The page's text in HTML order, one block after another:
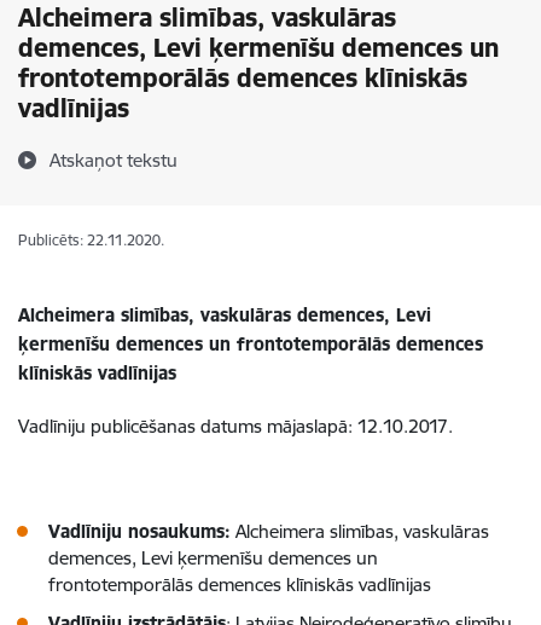
Alcheimera slimības, vaskulāras
demences, Levi ķermenīšu demences un
frontotemporālās demences klīniskās
vadlīnijas
Atskaņot tekstu
Publicēts: 22.11.2020.
Alcheimera slimības, vaskulāras demences, Levi
ķermenīšu demences un frontotemporālās demences
klīniskās vadlīnijas
Vadlīniju publicēšanas datums mājaslapā: 12.10.2017.
Vadlīniju nosaukums: Alcheimera slimības, vaskulāras
demences, Levi ķermenīšu demences un
frontotemporālās demences klīniskās vadlīnijas